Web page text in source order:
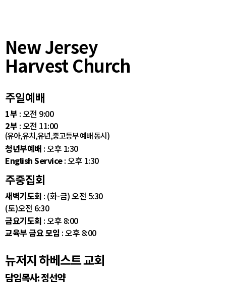
New Jersey
Harvest Church
주일예배
1부 : 오전 9:00
2부 : 오전 11:00
(유아,유치,유년,중고등부 예배 동시)
청년부예배 : 오후 1:30
English Service: 오후 1:30
주중집회
새벽기도회 : (화-금) 오전 5:30
(토)오전 6:30
금요기도회 : 오후 8:00
교육부 금요 모임 : 오후 8:00
뉴저지 하베스트 교회
담임목사: 정선약